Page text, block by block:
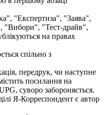
"Експертиза", "Заява",
"Вибори", "Тест-драйв",
на правах
спільно з
передрук, чи наступне
посилання на
суворо забороняється.
Я-Корреспондент є автор